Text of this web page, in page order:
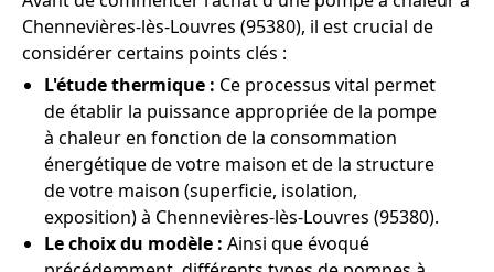
Chennevières-lès-Louvres (95380), il est crucial de
considérer certains points clés :
L'étude thermique : Ce processus vital permet
de établir la puissance appropriée de la pompe
à chaleur en fonction de la consommation
énergétique de votre maison et de la structure
de votre maison (superficie, isolation,
exposition) à Chennevières-lès-Louvres (95380).
Le choix du modèle : Ainsi que évoqué